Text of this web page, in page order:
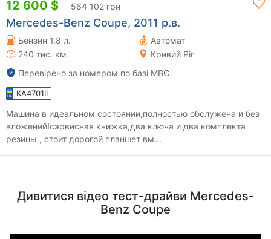
12 600 $ 564 102 грн
Mercedes-Benz Coupe, 2011 р.в.
Бензин 1.8 л.
Автомат
240 тис. км
Кривий Ріг
Перевірено за номером по базі МВС
KA4701II
Машина в идеальном состоянии,полностью обслужена и без
вложений!сэрвисная книжка,два ключа и два комплекта
резины , стоит дорогой планшет вм...
Дивитися відео тест-драйви Mercedes-
Benz Coupe